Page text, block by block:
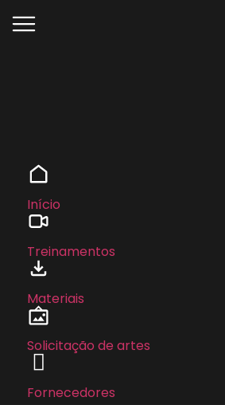
Início
Treinamentos
Materiais
Solicitação de artes
Fornecedores